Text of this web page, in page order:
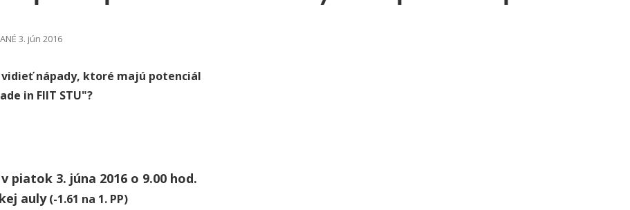
3. jún 2016
vidieť nápady, ktoré majú potenciál
in FIIT STU"?
piatok 3. júna 2016 o 9.00 hod.
auly(-1.61 na 1. PP)